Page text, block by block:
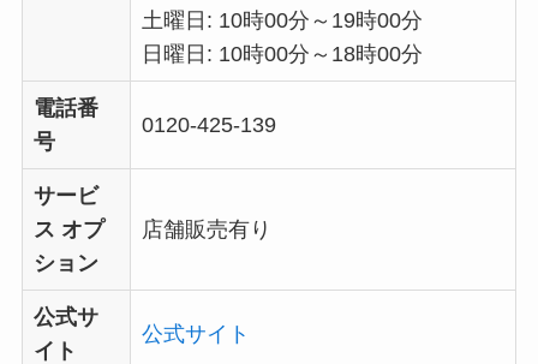
土曜日: 10時00分～19時00分
日曜日: 10時00分～18時00分
電話番
号
0120-425-139
サービ
ス オプ
ション
店舗販売有り
公式サ
イト
公式サイト